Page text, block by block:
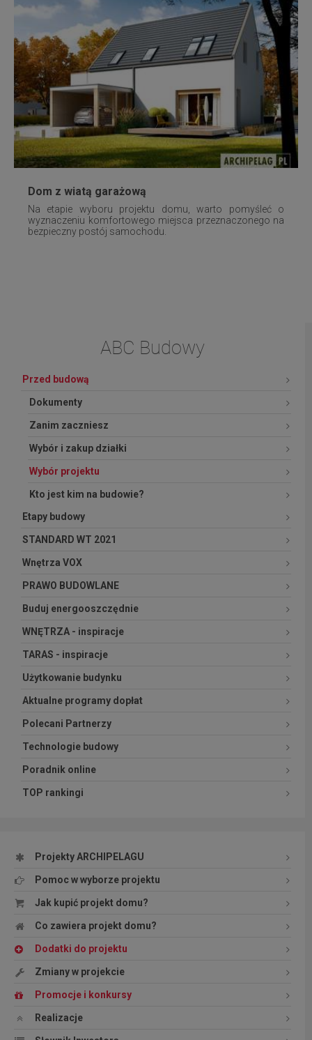
Dom z wiatą garażową
Na etapie wyboru projektu domu, warto pomyśleć o
wyznaczeniu komfortowego miejsca przeznaczonego na
bezpieczny postój samochodu.
ABC Budowy
Przed budową
Dokumenty
Zanim zaczniesz
Wybór i zakup działki
Wybór projektu
Kto jest kim na budowie?
Etapy budowy
STANDARD WT 2021
Wnętrza VOX
PRAWO BUDOWLANE
Buduj energooszczędnie
WNĘTRZA - inspiracje
TARAS - inspiracje
Użytkowanie budynku
Aktualne programy dopłat
Polecani Partnerzy
Technologie budowy
Poradnik online
TOP rankingi
Projekty ARCHIPELAGU
Pomoc w wyborze projektu
Jak kupić projekt domu?
Co zawiera projekt domu?
Dodatki do projektu
Zmiany w projekcie
Promocje i konkursy
Realizacje